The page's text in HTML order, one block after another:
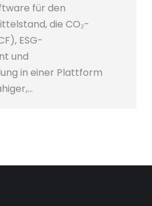
für den
die CO₂-
ESG-
und
in einer Plattform